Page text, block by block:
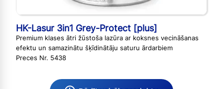
HK-Lasur 3in1 Grey-Protect [plus]
Premium klases ātri žūstoša lazūra ar koksnes vecināšanas
efektu un samazinātu šķīdinātāju saturu ārdarbiem
Preces Nr. 5438